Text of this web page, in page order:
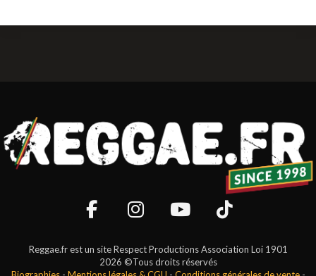
Reggae.fr est un site Respect Productions Association Loi 1901
2026 ©Tous droits réservés